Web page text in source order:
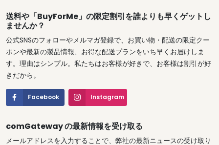
送料や「BuyForMe」の限定割引を誰よりも早くゲットし
ませんか？
公式SNSのフォローやメルマガ登録で、お買い物・配送の限定クー
ポンや最新の製品情報、お得な配送プランをいち早くお届けしま
す。理由はシンプル。私たちはお客様が好きで、お客様は割引が好
きだから。
Facebook Instagram
comGateway の最新情報を受け取る
メールアドレスを入力することで、弊社の最新ニュースの受け取り